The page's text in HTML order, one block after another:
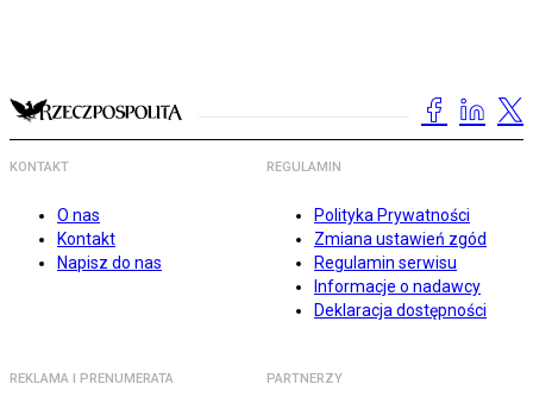
KONTAKT
O nas
Kontakt
Napisz do nas
REGULAMIN
Polityka Prywatności
Zmiana ustawień zgód
Regulamin serwisu
Informacje o nadawcy
Deklaracja dostępności
REKLAMA I PRENUMERATA PARTNERZY